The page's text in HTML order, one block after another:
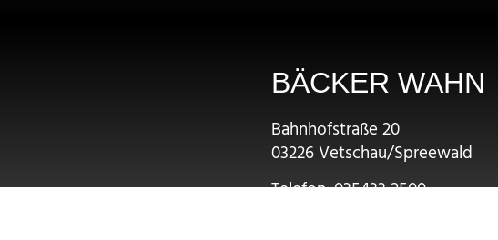
BÄCKER WAHN
Bahnhofstraße 20
03226 Vetschau/Spreewald
Telefon: 035433 2500